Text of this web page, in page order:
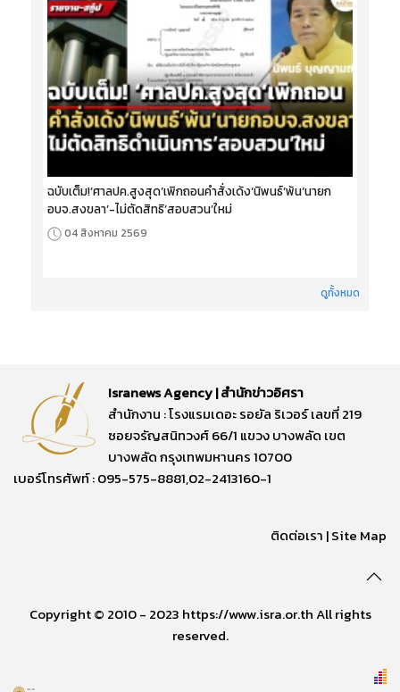
ฉบับเต็ม!‘ศาลปค.สูงสุด’เพิกถอนคำสั่งเด้ง‘นิพนธ์’พ้น‘นายก
อบจ.สงขลา’-ไม่ตัดสิทธิ‘สอบสวน’ใหม่
04 สิงหาคม 2569
ดูทั้งหมด
Isranews Agency | สำนักข่าวอิศรา
สำนักงาน : โรงแรมเดอะ รอยัล ริเวอร์ เลขที่ 219
ซอยจรัญสนิทวงศ์ 66/1 แขวง บางพลัด เขต
บางพลัด กรุงเทพมหานคร 10700
เบอร์โทรศัพท์ : 095-575-8881,02-2413160-1
ติดต่อเรา |Site Map
Copyright © 2010 - 2023 https://www.isra.or.th All rights
reserved.